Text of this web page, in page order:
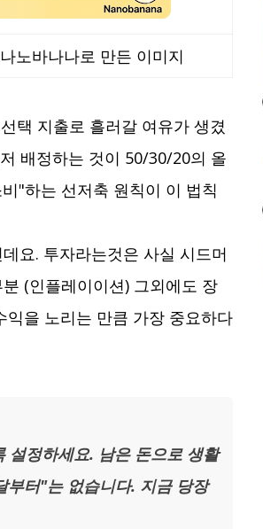
노바나나로 만든 이미지
택 지출로 흘러갈 여유가 생겼
배정하는 것이 50/30/20의 올
"하는 선저축 원칙이 이 법칙
요. 투자라는것은 사실 시드머
(인플레이이션) 그외에도 장
을 노리는 만큼 가장 중요하다
설정하세요. 남은 돈으로 생활
부터"는 없습니다. 지금 당장